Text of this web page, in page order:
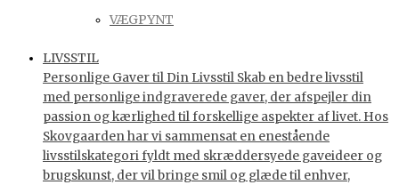
VÆGPYNT
LIVSSTIL
Personlige Gaver til Din Livsstil Skab en bedre livsstil
med personlige indgraverede gaver, der afspejler din
passion og kærlighed til forskellige aspekter af livet. Hos
Skovgaarden har vi sammensat en enestående
livsstilskategori fyldt med skræddersyede gaveideer og
brugskunst, der vil bringe smil og glæde til enhver,